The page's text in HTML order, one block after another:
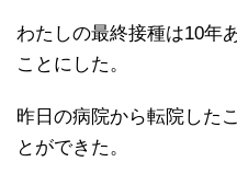
わたしの最終接種は10年
ことにした。
昨日の病院から転院した
とができた。